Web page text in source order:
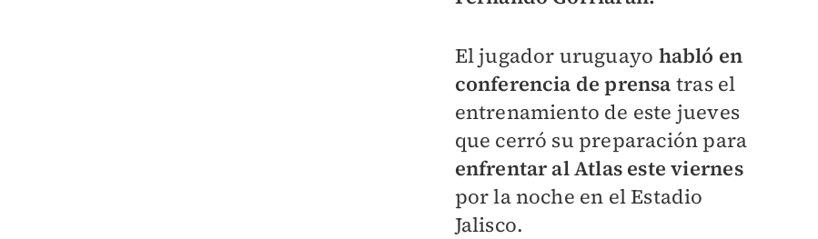
El jugador uruguayo habló en
conferencia de prensa tras el
entrenamiento de este jueves
que cerró su preparación para
enfrentar al Atlas este viernes
por la noche en el Estadio
Jalisco.